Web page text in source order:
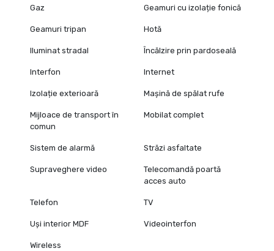
Gaz Geamuri cu izolație fonică
Geamuri tripan Hotă
Iluminat stradal Încălzire prin pardoseală
Interfon Internet
Izolație exterioară Mașină de spălat rufe
Mijloace de transport în
comun
Mobilat complet
Sistem de alarmă Străzi asfaltate
Supraveghere video
Telecomandă poartă
acces auto
Telefon TV
Uși interior MDF Videointerfon
Wireless